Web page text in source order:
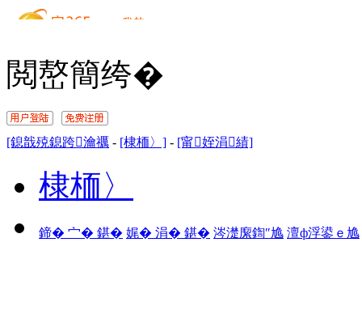
閲嶅簡绔�
[鎴戠殑鎴跨瀹禲 - [棣栭〉] - [甯姪涓績]
棣栭〉
鍗� 宀� 鍖� 娓� 涓� 鍖� 涔濋緳鍧″尯 澶ф浮鍙ｅ尯